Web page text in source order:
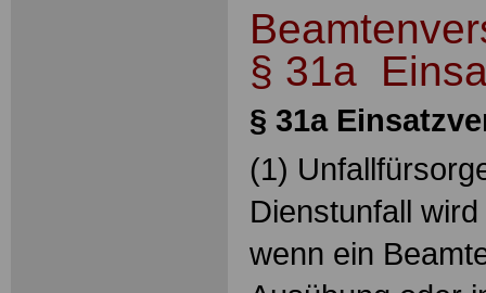
§ 31a
§ 31a
(1)
Dienstunfall
wenn ein